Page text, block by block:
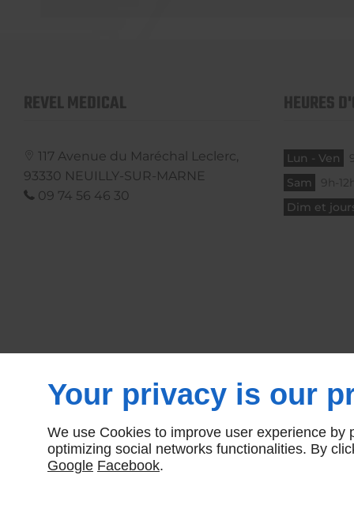
REVEL MEDICAL
117 Avenue du Maréchal Leclerc,
93330 NEUILLY-SUR-MARNE
09 74 56 46 30
HEURES
Lun - Ven
Sam
9h-
Dim et
Your privacy is our
We use Cookies to improve user experience
optimizing social networks functionalities. By
Google Facebook.